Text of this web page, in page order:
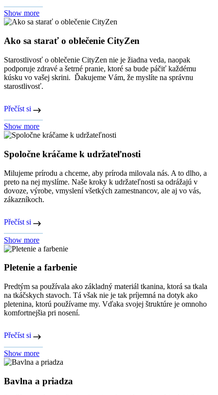
Show more
Ako sa starať o oblečenie CityZen
Starostlivosť o oblečenie CityZen nie je žiadna veda, naopak
podporuje zdravé a šetrné pranie, ktoré sa bude páčiť každému
kúsku vo vašej skrini. Ďakujeme Vám, že myslíte na správnu
starostlivosť.
Přečíst si
Show more
Spoločne kráčame k udržateľnosti
Milujeme prírodu a chceme, aby príroda milovala nás. A to dlho, a
preto na nej myslíme. Naše kroky k udržateľnosti sa odrážajú v
dovoze, výrobe, vmyslení všetkých zamestnancov, ale aj vo vás,
zákazníkoch.
Přečíst si
Show more
Pletenie a farbenie
Predtým sa používala ako základný materiál tkanina, ktorá sa tkala
na tkáčskych stavoch. Tá však nie je tak príjemná na dotyk ako
pletenina, ktorú používame my. Vďaka svojej štruktúre je omnoho
komfortnejšia pri nosení.
Přečíst si
Show more
Bavlna a priadza